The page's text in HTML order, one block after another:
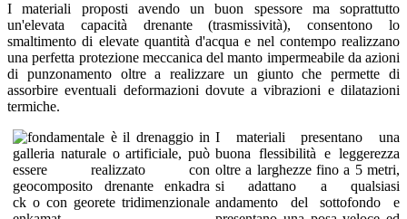
I materiali proposti avendo un buon spessore ma soprattutto
un'elevata capacità drenante (trasmissività), consentono lo
smaltimento di elevate quantità d'acqua e nel contempo realizzano
una perfetta protezione meccanica del manto impermeabile da azioni
di punzonamento oltre a realizzare un giunto che permette di
assorbire eventuali deformazioni dovute a vibrazioni e dilatazioni
termiche.
I materiali presentano una
buona flessibilità e leggerezza
oltre a larghezze fino a 5 metri,
si adattano a qualsiasi
andamento del sottofondo e